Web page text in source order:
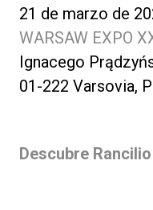
21 de marzo de
WARSAW EXPO
Ignacego
01-222 Varsovia,
Descubre